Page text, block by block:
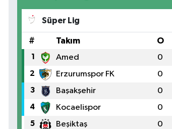
Süper Lig
# Takım O
1 Amed 0
2 Erzurumspor FK 0
3 Başakşehir 0
4 Kocaelispor 0
5 Beşiktaş 0